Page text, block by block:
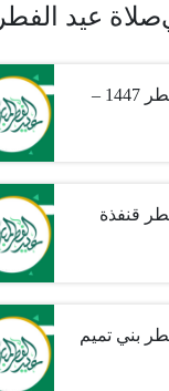
صلاة عيد الفطر
موعد صلاة عيد الفطر 1447 –
قنفذة
بني تميم